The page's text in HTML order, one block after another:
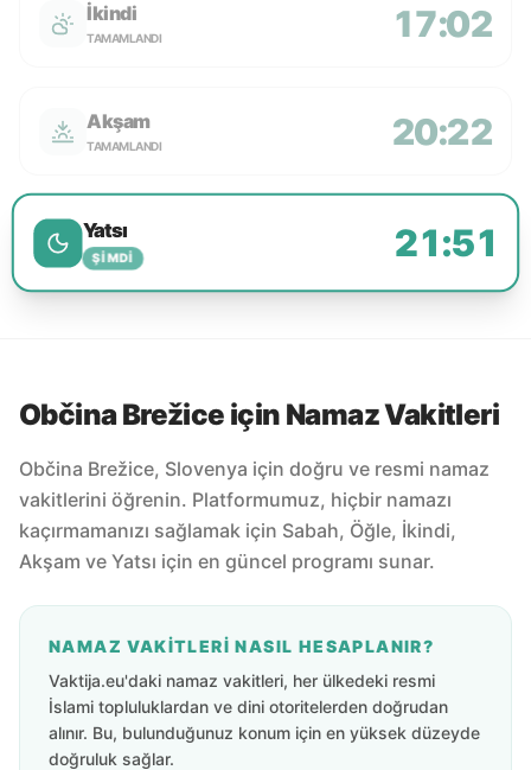
İkindi
TAMAMLANDI 17:02
Akşam
TAMAMLANDI 20:22
Yatsı
ŞIMDI 21:51
Občina Brežice için Namaz Vakitleri
Občina Brežice, Slovenya için doğru ve resmi namaz
vakitlerini öğrenin. Platformumuz, hiçbir namazı
kaçırmamanızı sağlamak için Sabah, Öğle, İkindi,
Akşam ve Yatsı için en güncel programı sunar.
NAMAZ VAKITLERI NASIL HESAPLANIR?
Vaktija.eu'daki namaz vakitleri, her ülkedeki resmi
İslami topluluklardan ve dini otoritelerden doğrudan
alınır. Bu, bulunduğunuz konum için en yüksek düzeyde
doğruluk sağlar.